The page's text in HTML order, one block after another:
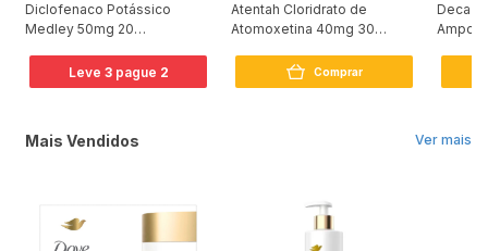
Diclofenaco Potássico
Medley 50mg 20
Leve 3pague 2
Atentah Cloridrato de
Atomoxetina 40mg 30
Comprar
Deca
Ampola
Ver mais
Mais Vendidos